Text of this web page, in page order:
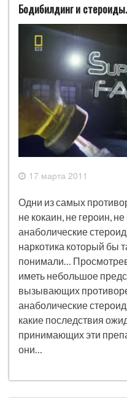
Бодибилдинг и
17 марта 2011
Одни из самых
не кокаин, не героин,
анаболические
наркотика который бы
понимали…
иметь небольшое
вызывающих
анаболические
какие последствия
принимающих эти
они…